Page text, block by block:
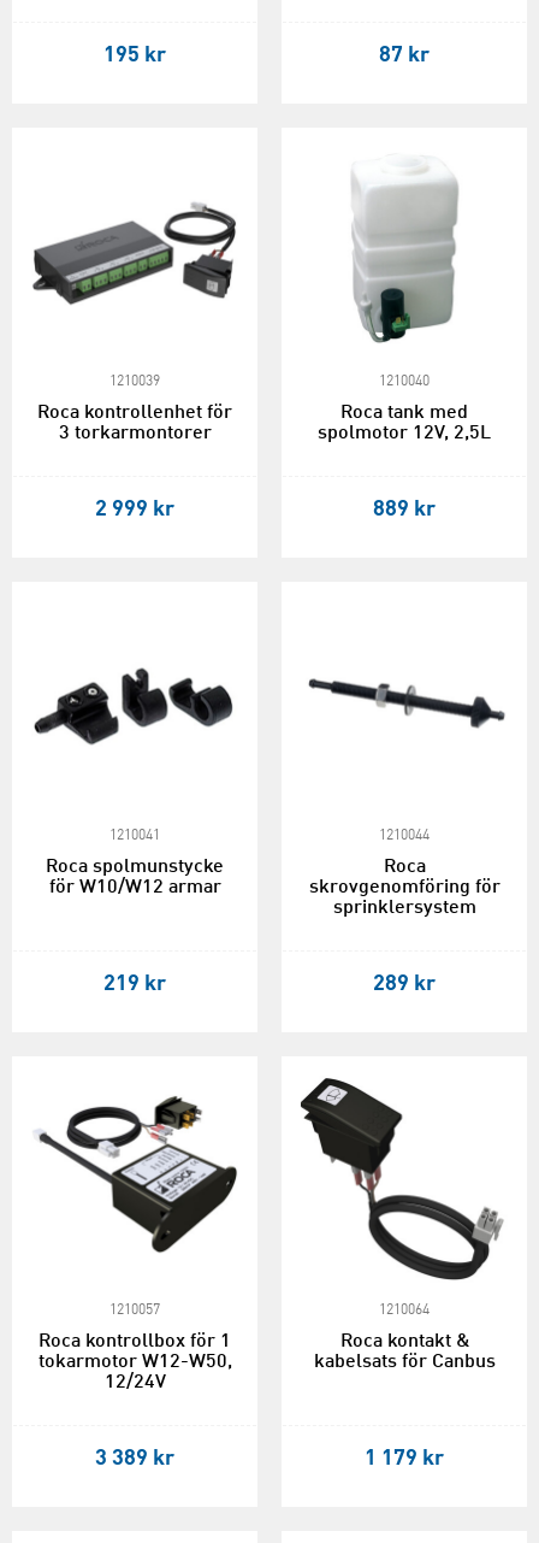
195 kr 87 kr
1210039
Roca kontrollenhet för
3 torkarmontorer
2 999 kr
1210040
Roca tank med
spolmotor 12V, 2,5L
889 kr
1210041
Roca spolmunstycke
för W10/W12 armar
219 kr
1210044
Roca
skrovgenomföring för
sprinklersystem
289 kr
1210057
Roca kontrollbox för 1
tokarmotor W12-W50,
12/24V
3 389 kr
1210064
Roca kontakt &
kabelsats för Canbus
1 179 kr